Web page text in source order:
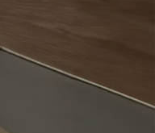
Русский